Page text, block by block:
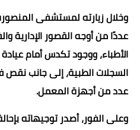
وخلال زيارته لمستشفى
عددًا من أوجه القصور الإدارية
الأطباء، ووجود تكدس أمام
السجلات الطبية، إلى جانب
عدد من أجهزة المعمل.
وعلى الفور، أصدر توجيهاته